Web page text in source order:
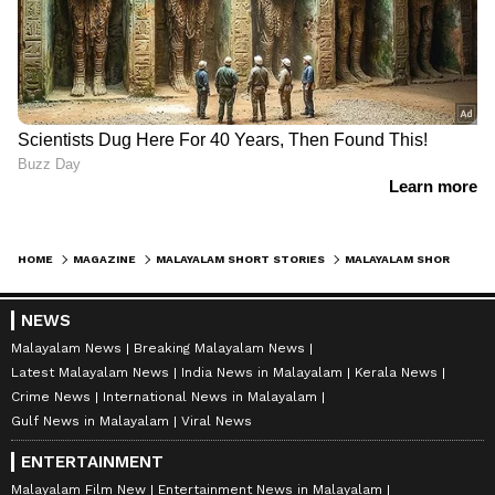
HOME MAGAZINE MALAYALAM SHORT STORIES
NEWS
Malayalam News
Breaking Malayalam News
Latest Malayalam News
India News in Malayalam
Kerala News
Crime News
International News in Malayalam
Gulf News in Malayalam
Viral News
ENTERTAINMENT
Malayalam Film New Entertainment News in Malayalam